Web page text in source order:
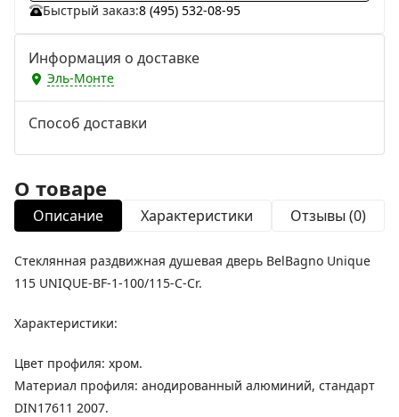
Быстрый заказ:8 (495) 532-08-95
Информация о доставке
Эль-Монте
Способ доставки
О товаре
Описание Характеристики Отзывы (0)
Стеклянная раздвижная душевая дверь BelBagno Unique
115 UNIQUE-BF-1-100/115-C-Cr.
Характеристики:
Цвет профиля: хром.
Материал профиля: анодированный алюминий, стандарт
DIN17611 2007.